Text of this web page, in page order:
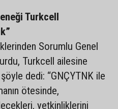
Turkcell
Sorumlu Genel
Turkcell ailesine
dedi: “GNÇYTNK ile
ötesinde,
yetkinliklerini